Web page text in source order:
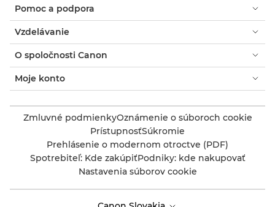
Pomoc a podpora
Vzdelávanie
O spoločnosti Canon
Moje konto
Zmluvné podmienkyOznámenie o súboroch cookie
PrístupnosťSúkromie
Prehlásenie o modernom otroctve (PDF)
Spotrebiteľ: Kde zakúpiťPodniky: kde nakupovať
Nastavenia súborov cookie